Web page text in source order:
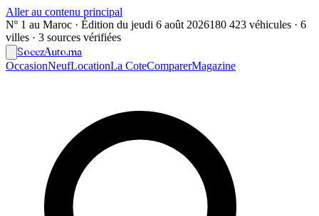
Aller au contenu principal
Nº 1 au Maroc · Édition du jeudi 6 août 2026180 423 véhicules · 6
villes · 3 sources vérifiées
SoeezAuto.ma
OccasionNeufLocationLa CoteComparerMagazine